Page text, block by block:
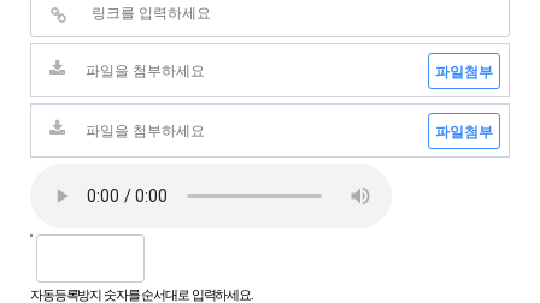
파일첨부
파일첨부
자동등록방지 숫자를 순서대로 입력하세요.